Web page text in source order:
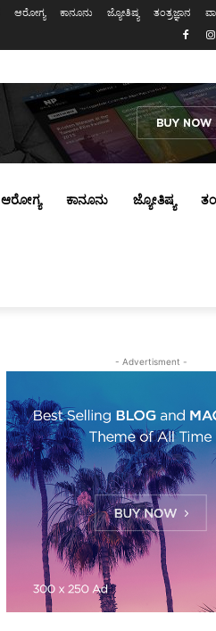
ಆರೋಗ್ಯ ಕಾನೂನು ಜ್ಯೋತಿಷ್ಯ ತಂತ್ರಜ್ಞಾನ
ಆರೋಗ್ಯ ಕಾನೂನು ಜ್ಯೋತಿಷ್ಯ
- Advertisment -